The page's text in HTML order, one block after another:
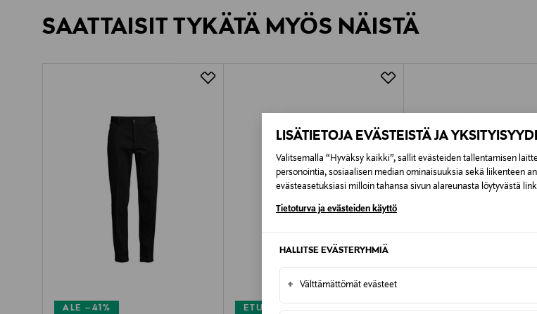
LISÄTIETOJA EVÄSTEISTÄ JA
Valitsemalla “Hyväksy kaikki”, sallit evästeiden tallentamisen
personointia, sosiaalisen median ominaisuuksia sekä liikenteen
evästeasetuksiasi milloin tahansa sivun alareunasta löytyvästä
Tietoturva ja evästeiden käyttö
HALLITSE EVÄSTERYHMIÄ
+ Välttämättömät evästeet
Kotiinkuljetus
Pikatoimitus Wolt Alk. 6,90 €,
LUE TARKEMMAT PALAUTUSOHJEET
SAATTAISIT TYKÄTÄ MYÖS NÄISTÄ
ALE –41%
ETUKUPONKITUOTE